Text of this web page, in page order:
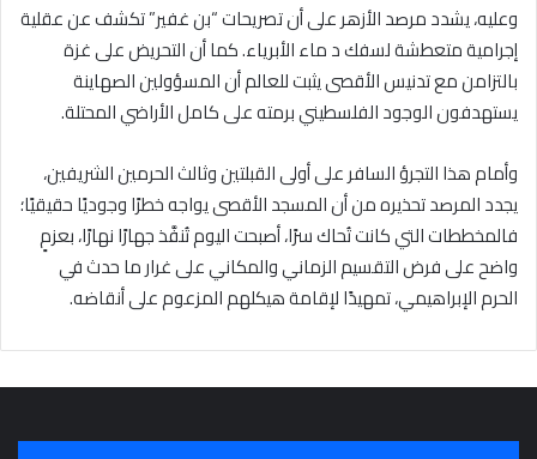
وعليه، يشدد مرصد الأزهر على أن تصريحات “بن غفير” تكشف عن عقلية
إجرامية متعطشة لسفك د ماء الأبرياء. كما أن التحريض على غزة
بالتزامن مع تدنيس الأقصى يثبت للعالم أن المسؤولين الصهاينة
يستهدفون الوجود الفلسطيني برمته على كامل الأراضي المحتلة.
وأمام هذا التجرؤ السافر على أولى القبلتين وثالث الحرمين الشريفين،
يجدد المرصد تحذيره من أن المسجد الأقصى يواجه خطرًا وجوديًا حقيقيًا؛
فالمخططات التي كانت تُحاك سرًا، أصبحت اليوم تُنفَّذ جهارًا نهارًا، بعزمٍ
واضح على فرض التقسيم الزماني والمكاني على غرار ما حدث في
الحرم الإبراهيمي، تمهيدًا لإقامة هيكلهم المزعوم على أنقاضه.